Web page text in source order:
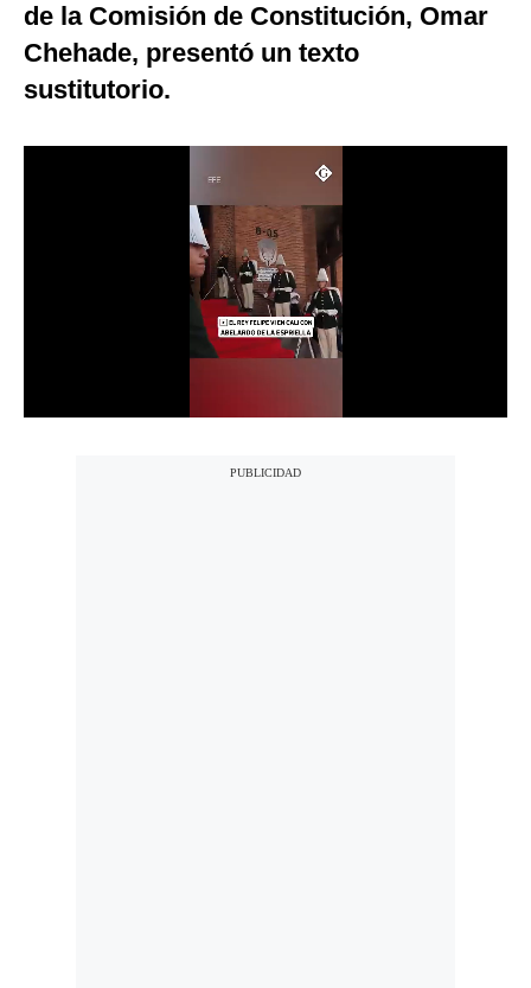
España
Internacional
de la Comisión de Constitución, Omar
Chehade, presentó un texto
sustitutorio.